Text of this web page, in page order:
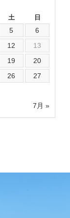
土 日
7月 »
5
6
12
13
19
20
26
27